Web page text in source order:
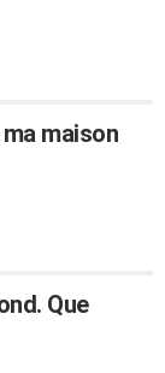
maison
Que